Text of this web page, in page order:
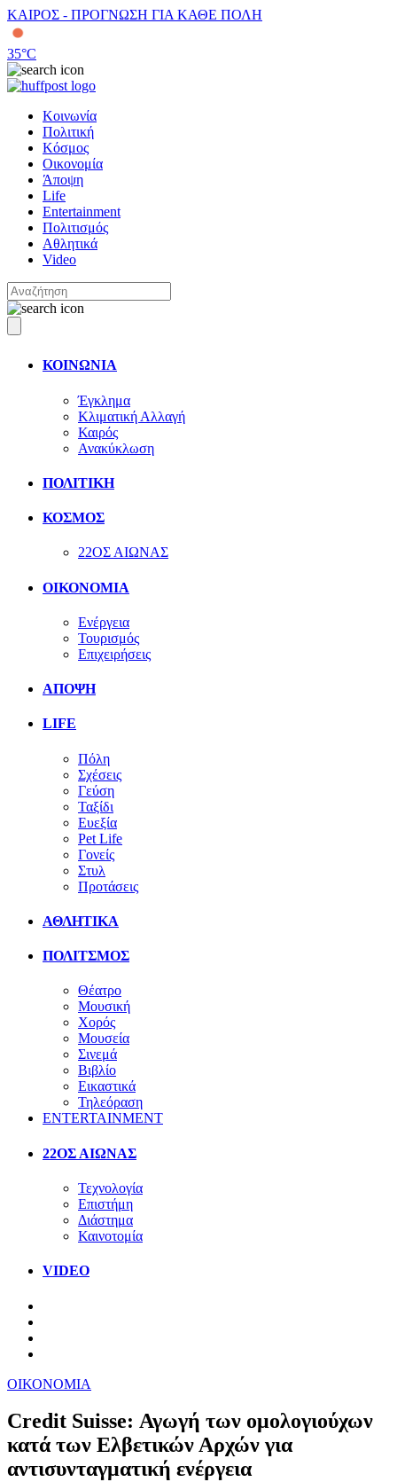
ΚΑΙΡΟΣ - ΠΡΟΓΝΩΣΗ ΓΙΑ ΚΑΘΕ ΠΟΛΗ
35°C
Κοινωνία
Πολιτική
Κόσμος
Οικονομία
Άποψη
Life
Entertainment
Πολιτισμός
Αθλητικά
Video
ΚΟΙΝΩΝΙΑ
Έγκλημα
Κλιματική Αλλαγή
Καιρός
Ανακύκλωση
ΠΟΛΙΤΙΚΗ
ΚΟΣΜΟΣ
22ΟΣ ΑΙΩΝΑΣ
ΟΙΚΟΝΟΜΙΑ
Ενέργεια
Τουρισμός
Επιχειρήσεις
ΑΠΟΨΗ
LIFE
Πόλη
Σχέσεις
Γεύση
Ταξίδι
Ευεξία
Pet Life
Γονείς
Στυλ
Προτάσεις
ΑΘΛΗΤΙΚΑ
ΠΟΛΙΤΣΜΟΣ
Θέατρο
Μουσική
Χορός
Μουσεία
Σινεμά
Βιβλίο
Εικαστικά
Τηλεόραση
ENTERTAINMENT
22ΟΣ ΑΙΩΝΑΣ
Τεχνολογία
Επιστήμη
Διάστημα
Καινοτομία
VIDEO
ΟΙΚΟΝΟΜΙΑ
Credit Suisse: Αγωγή των ομολογιούχων
κατά των Ελβετικών Αρχών για
αντισυνταγματική ενέργεια